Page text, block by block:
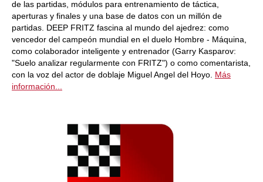
de las partidas, módulos para entrenamiento de táctica,
aperturas y finales y una base de datos con un millón de
partidas. DEEP FRITZ fascina al mundo del ajedrez: como
vencedor del campeón mundial en el duelo Hombre - Máquina,
como colaborador inteligente y entrenador (Garry Kasparov:
"Suelo analizar regularmente con FRITZ") o como comentarista,
con la voz del actor de doblaje Miguel Angel del Hoyo. Más
información...